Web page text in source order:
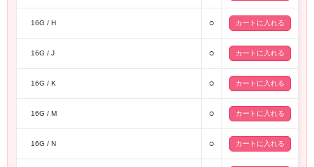
16G / H ○
16G / J ○
16G / K ○
16G / M ○
16G / N ○